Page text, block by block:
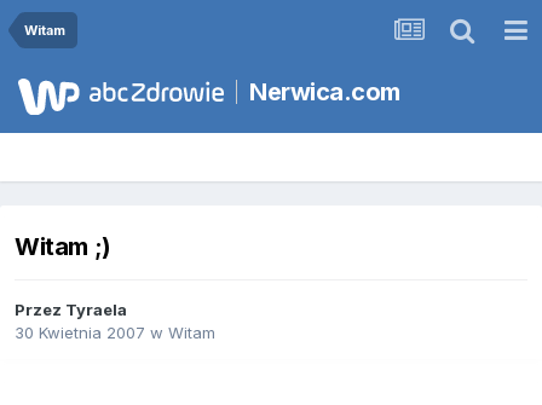
Witam
Nerwica.com
Witam ;)
Przez Tyraela
30 Kwietnia 2007 w Witam